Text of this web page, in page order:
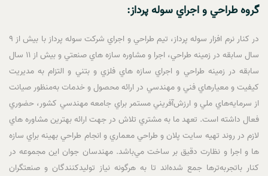
گروه طراحي و اجراي سوله پرداز:
در کنار نرم افزار سوله پرداز، تيم طراحي و اجراي شرکت سوله پرداز با بيش از 9
سال سابقه در زمينه طراحي، اجرا و مشاوره سازه هاي صنعتي و بيش از 11 سال
سابقه در زمينه طراحي و اجراي سازه هاي فلزي و بتني و التزام به مديريت
کيفيت و معيارهاي فني و مهندسي در ارائه محصول و خدمات به‌منظور صيانت
از سرمايه‌هاي ملي و ارزش‌آفريني مستمر براي جامعه مهندسي کشور، حضوري
فعال داشته است. تعهد ما به مشتري تلاش در جهت ارائه بهترين مشاوره هاي
لازم در روند تهيه سايت پلان و طراحي معماري و انجام طراحي بهينه براي سازه
ها و اجرا و نظارت دقيق بر ساخت مي‌باشد. مهندسان جوان اين مجموعه در
کنار باتجربه‌ترها جمع شده‌اند تا به هرگونه نياز توليدکنندگان و صنعتگران